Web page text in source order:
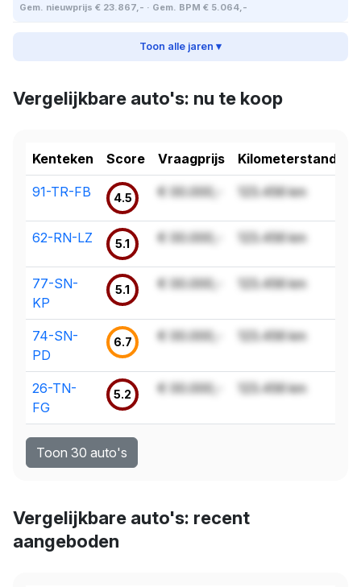
Gem. nieuwprijs € 23.867,- · Gem. BPM € 5.064,-
Toon alle jaren ▾
Vergelijkbare auto's: nu te koop
Kenteken Score Vraagprijs Kilometerstand
91-TR-FB 4.5 € 00.000,- 123.456 km
62-RN-LZ 5.1 € 00.000,- 123.456 km
77-SN-
KP
5.1 € 00.000,- 123.456 km
74-SN-
PD
6.7 € 00.000,- 123.456 km
26-TN-
FG
5.2 € 00.000,- 123.456 km
Toon 30 auto's
Vergelijkbare auto's: recent
aangeboden